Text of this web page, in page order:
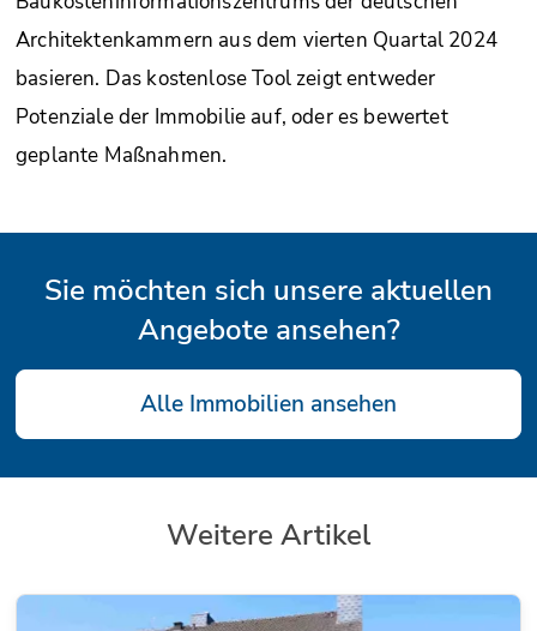
Architektenkammern aus dem vierten Quartal 2024
basieren. Das kostenlose Tool zeigt entweder
Potenziale der Immobilie auf, oder es bewertet
geplante Maßnahmen.
Sie möchten sich unsere aktuellen
Angebote ansehen?
Alle Immobilien ansehen
Weitere Artikel